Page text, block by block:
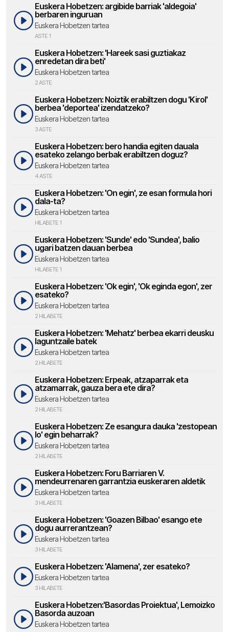
Euskera Hobetzen: argibide barriak 'aldegoia'
berbaren inguruan
Euskera Hobetzen tartea
ASTE 1
Euskera Hobetzen: 'Hareek sasi guztiakaz
enredetan dira beti'
Euskera Hobetzen tartea
2 ASTE
Euskera Hobetzen: Noiztik erabiltzen dogu 'Kirol'
berbea 'deportea' izendatzeko?
Euskera Hobetzen tartea
3 ASTE
Euskera Hobetzen: bero handia egiten dauala
esateko zelango berbak erabiltzen doguz?
Euskera Hobetzen tartea
4 ASTE
Euskera Hobetzen: 'On egin', ze esan formula hori
dala-ta?
Euskera Hobetzen tartea
HILABETE 1
Euskera Hobetzen: 'Sunde' edo 'Sundea', balio
ugari batzen dauan berbea
Euskera Hobetzen tartea
HILABETE 1
Euskera Hobetzen: 'Ok egin', 'Ok eginda egon', zer
esateko?
Euskera Hobetzen tartea
2 HILABETE
Euskera Hobetzen: 'Mehatz' berbea ekarri deusku
laguntzaile batek
Euskera Hobetzen tartea
2 HILABETE
Euskera Hobetzen: Erpeak, atzaparrak eta
atzamarrak, gauza bera ete dira?
Euskera Hobetzen tartea
2 HILABETE
Euskera Hobetzen: Ze esangura dauka 'zestopean
lo' egin beharrak?
Euskera Hobetzen tartea
2 HILABETE
Euskera Hobetzen: Foru Barriaren V.
mendeurrenaren garrantzia euskeraren aldetik
Euskera Hobetzen tartea
3 HILABETE
Euskera Hobetzen: 'Goazen Bilbao' esango ete
dogu aurrerantzean?
Euskera Hobetzen tartea
3 HILABETE
Euskera Hobetzen: 'Alamena', zer esateko?
Euskera Hobetzen tartea
3 HILABETE
Euskera Hobetzen:'Basordas Proiektua', Lemoizko
Basorda auzoan
Euskera Hobetzen tartea